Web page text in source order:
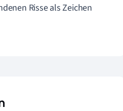
Risse als Zeichen